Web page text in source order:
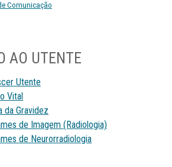
Comunicação
AO UTENTE
Utente
Vital
da Gravidez
de Imagem (Radiologia)
de Neurorradiologia